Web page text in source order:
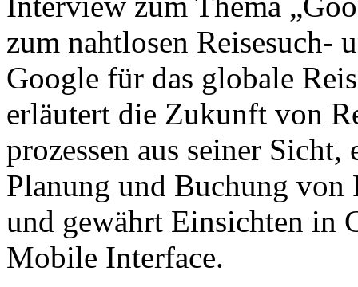
zum nahtlosen Reisesuch-
Google für das globale
erläutert die Zukunft von
prozessen aus seiner
Planung und Buchung von
und gewährt Einsichten in
Mobile Interface.